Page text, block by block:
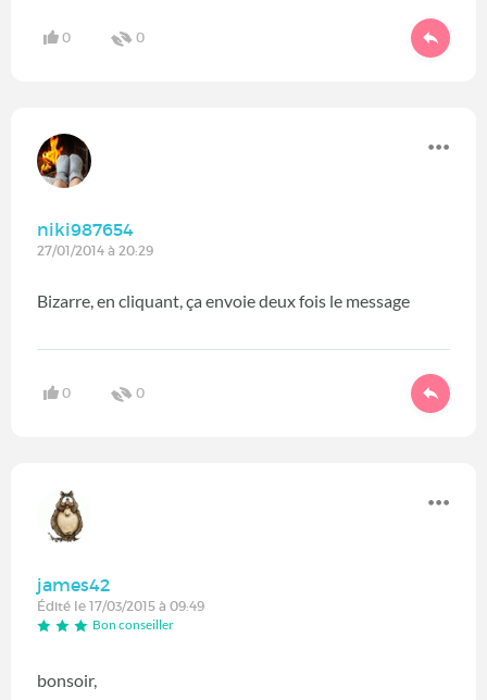
0 0
niki987654
27/01/2014 à 20:29
Bizarre, en cliquant, ça envoie deux fois le message
0 0
james42
Édité le 17/03/2015 à 09:49
Bon conseiller
bonsoir,